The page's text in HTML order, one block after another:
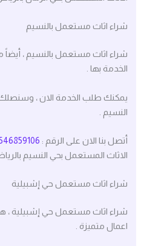
شراء اثاث مستعمل بالنسيم
شراء اثاث مستعمل بالنسيم ، أيضاً
الخدمة بها .
يمكنك طلب الخدمة الان ، وسنصلك
النسيم .
أتصل بنا الان على الرقم :
الاثاث المستعمل بحي النسيم
شراء اثاث مستعمل حي إشبيلية
شراء اثاث مستعمل حي إشبيلية ،
اعمال متميزة .